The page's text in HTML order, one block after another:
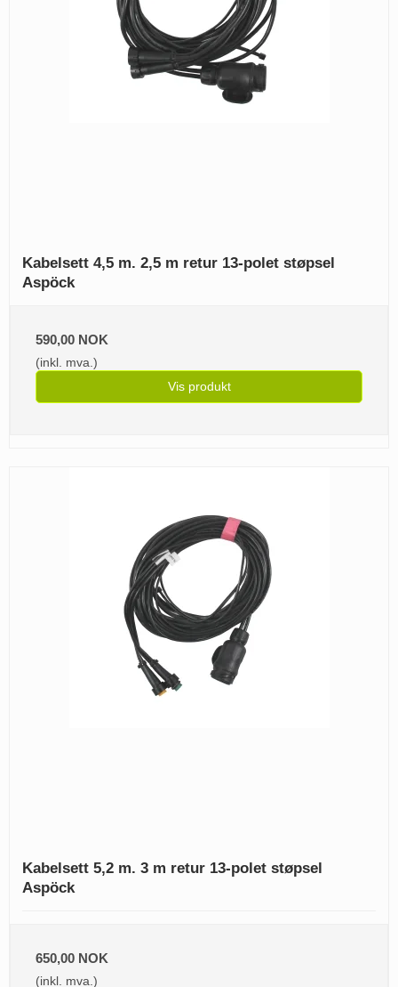
Kabelsett 4,5 m. 2,5 m retur 13-polet støpsel
Aspöck
590,00 NOK
(inkl. mva.)
Vis produkt
Kabelsett 5,2 m. 3 m retur 13-polet støpsel
Aspöck
650,00 NOK
(inkl. mva.)